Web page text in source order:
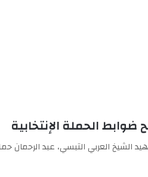
الحملة الإنتخابية
الشيخ العربي التبسي، عبد الرحمان